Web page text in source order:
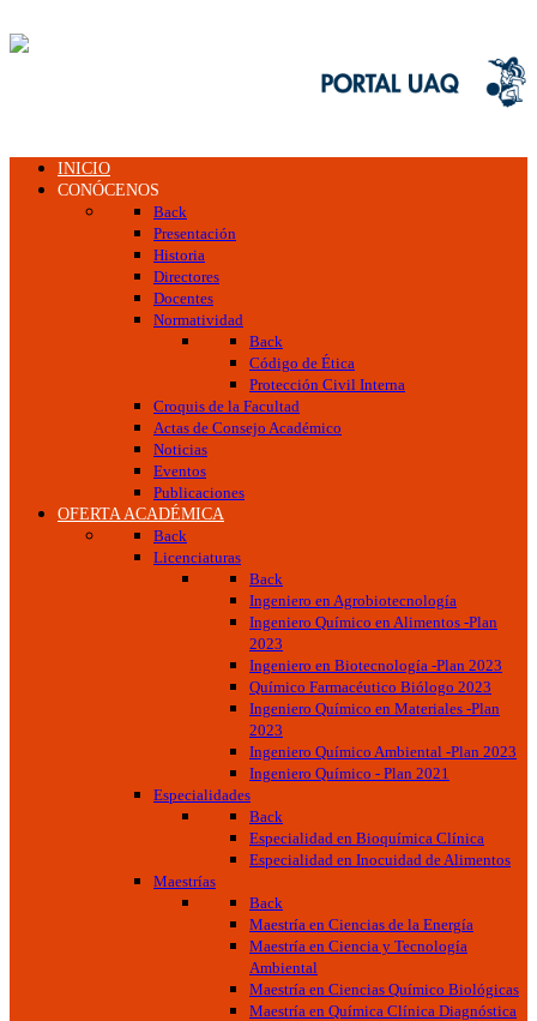
INICIO
CONÓCENOS
Back
Presentación
Historia
Directores
Docentes
Normatividad
Back
Código de Ética
Protección Civil Interna
Croquis de la Facultad
Actas de Consejo Académico
Noticias
Eventos
Publicaciones
OFERTA ACADÉMICA
Back
Licenciaturas
Back
Ingeniero en Agrobiotecnología
Ingeniero Químico en Alimentos -Plan
2023
Ingeniero en Biotecnología -Plan 2023
Químico Farmacéutico Biólogo 2023
Ingeniero Químico en Materiales -Plan
2023
Ingeniero Químico Ambiental -Plan 2023
Ingeniero Químico - Plan 2021
Especialidades
Back
Especialidad en Bioquímica Clínica
Especialidad en Inocuidad de Alimentos
Maestrías
Back
Maestría en Ciencias de la Energía
Maestría en Ciencia y Tecnología
Ambiental
Maestría en Ciencias Químico Biológicas
Maestría en Química Clínica Diagnóstica